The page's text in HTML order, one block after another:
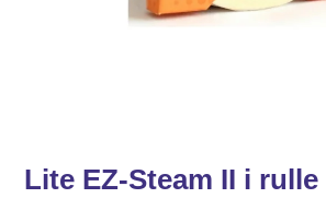
Lite EZ-Steam II i rulle